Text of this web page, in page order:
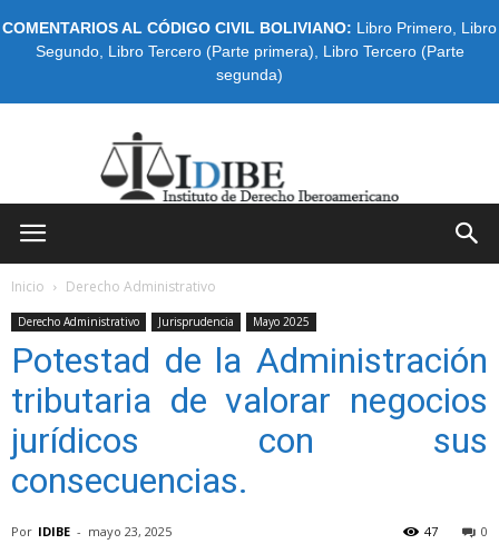
COMENTARIOS AL CÓDIGO CIVIL BOLIVIANO: Libro Primero Libro
Segundo, Libro Tercero (Parte primera)
Libro Tercero (Parte
segunda)
Inicio Derecho Administrativo
Derecho Administrativo Jurisprudencia Mayo 2025
Potestad de la Administración
tributaria de valorar negocios
jurídicos con sus
consecuencias.
Por IDIBE - mayo 23, 2025 0
47